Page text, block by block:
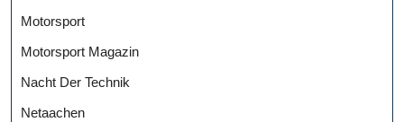
Motorsport
Motorsport Magazin
Nacht Der Technik
Netaachen